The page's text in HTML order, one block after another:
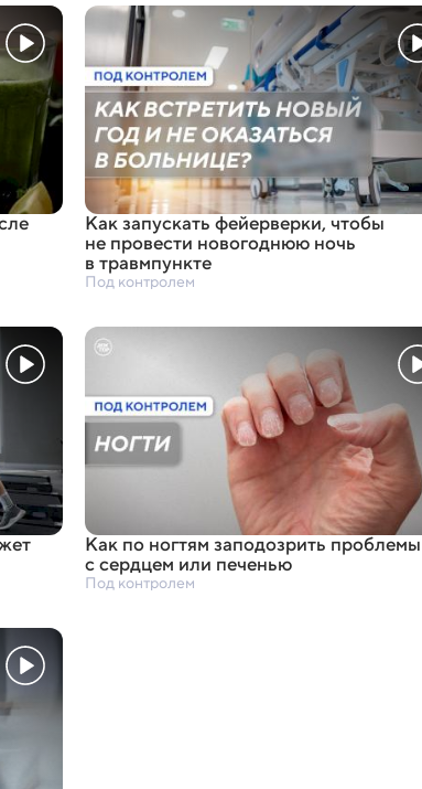
Как запускать фейерверки,чтобы
не провести новогоднюю ночь
в травмпункте
Под контролем
Как по ногтям заподозрить проблемы
с сердцем или печенью
Под контролем